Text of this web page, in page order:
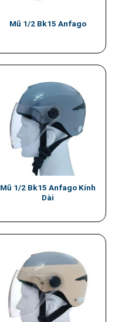
Mũ 1/2 Bk15 Anfago
Mũ 1/2 Bk15 Anfago Kính
Dài